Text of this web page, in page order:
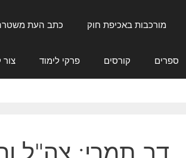
מורכבות באכיפת חוק כתב העת
ספרים קורסים פרקי לימוד